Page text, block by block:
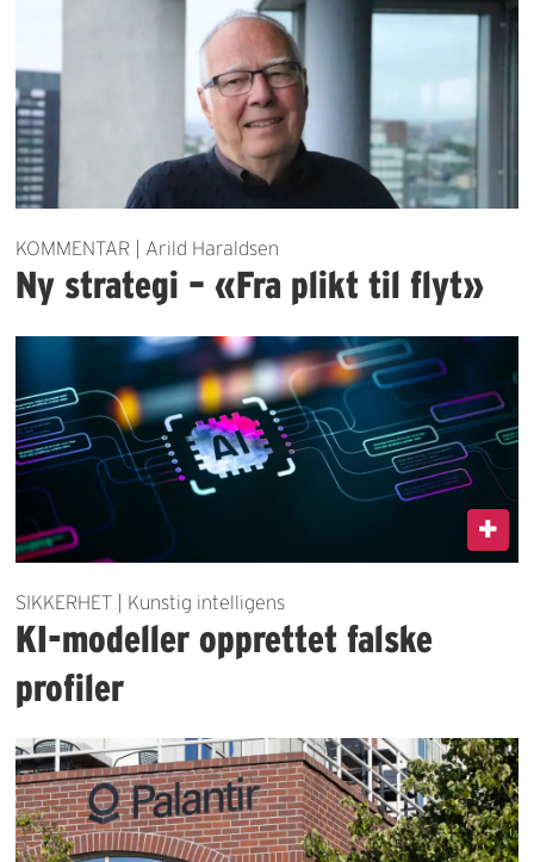
KOMMENTAR | Arild Haraldsen
Ny strategi – «Fra plikt til flyt»
SIKKERHET | Kunstig intelligens
KI-modeller opprettet falske
profiler